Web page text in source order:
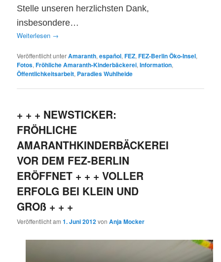
Stelle unseren herzlichsten Dank,
insbesondere…
Weiterlesen →
Veröffentlicht unterAmaranth,español,FEZ,FEZ-Berlin Öko-Insel,
Fotos,Fröhliche Amaranth-Kinderbäckerei,Information,
Öffentlichkeitsarbeit, Paradies Wuhlheide
+ + + NEWSTICKER:
FRÖHLICHE
AMARANTHKINDERBÄCKEREI
VOR DEM FEZ-BERLIN
ERÖFFNET + + + VOLLER
ERFOLG BEI KLEIN UND
GROß + + +
Veröffentlicht am1. Juni 2012vonAnja Mocker